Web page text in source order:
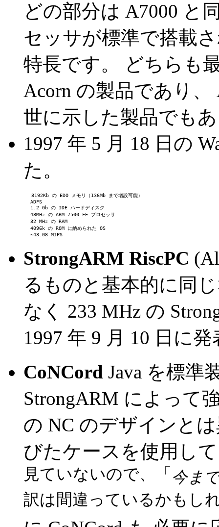
どの部分は A7000 と
セッサが標準で搭載
特長です。 どちらも
Acorn の製品であり
世に示した製品でも
1997 年 5 月 18 日の
た。
        8192Kb の EDO メモリ（136Mb まで増設可能）
         ADFS
         1.2 Gb の IDE ハードディスク
         48MHz の ARM 7500 FE プロセッサ
         32 MHz の RAM
         4096k の ROM に納められた OS
         ~43.08 MIPS
StrongARM RiscPC
るものと基本的に同
なく 233 MHz の
1997 年 9 月 10 日に
CoNCord Java を標準
StrongARM によって
の NC のデザインと
びたケースを使用し
見ていないので、「 今ま
訳は間違っているかもし